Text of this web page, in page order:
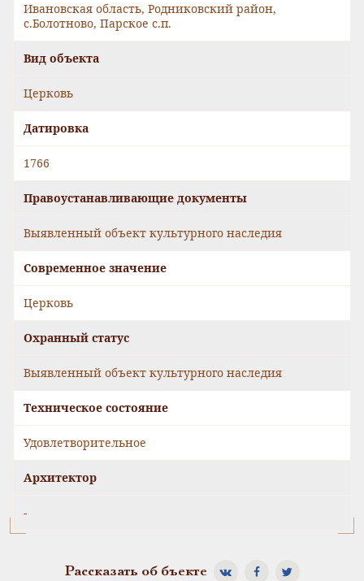
Ивановская область, Родниковский район,
с.Болотново, Парское с.п.
Вид объекта
Церковь
Датировка
1766
Правоустанавливающие документы
Выявленный объект культурного наследия
Современное значение
Церковь
Охранный статус
Выявленный объект культурного наследия
Техническое состояние
Удовлетворительное
Архитектор
-
Рассказать об бъекте